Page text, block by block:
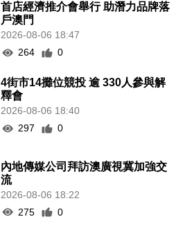
首店經濟推介會舉行 助潛力品牌落
戶澳門
2026-08-06 18:47
264
0
4街市14攤位競投 逾 330人參與解
釋會
2026-08-06 18:40
297
0
內地傳媒公司拜訪澳廣視冀加強交
流
2026-08-06 18:22
275
0